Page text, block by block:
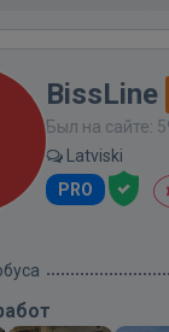
BissLine
Был на сайте:
Latviski
PRO